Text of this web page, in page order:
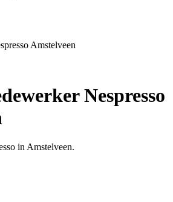
Amstelveen
Nespresso
in Amstelveen.